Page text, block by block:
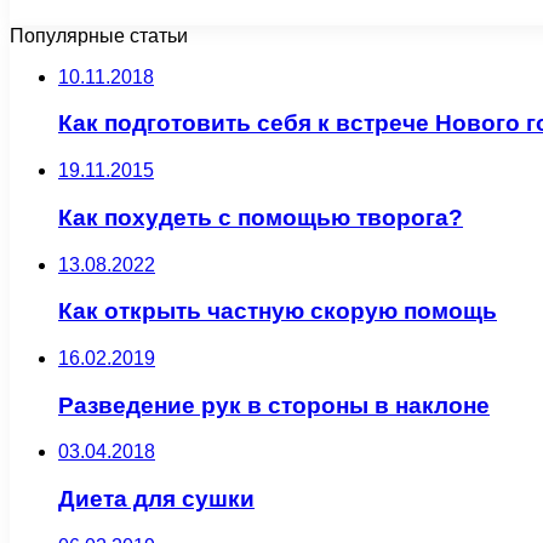
Популярные статьи
10.11.2018
Как подготовить себя к встрече Нового
19.11.2015
Как похудеть с помощью творога?
13.08.2022
Как открыть частную скорую помощь
16.02.2019
Разведение рук в стороны в наклоне
03.04.2018
Диета для сушки